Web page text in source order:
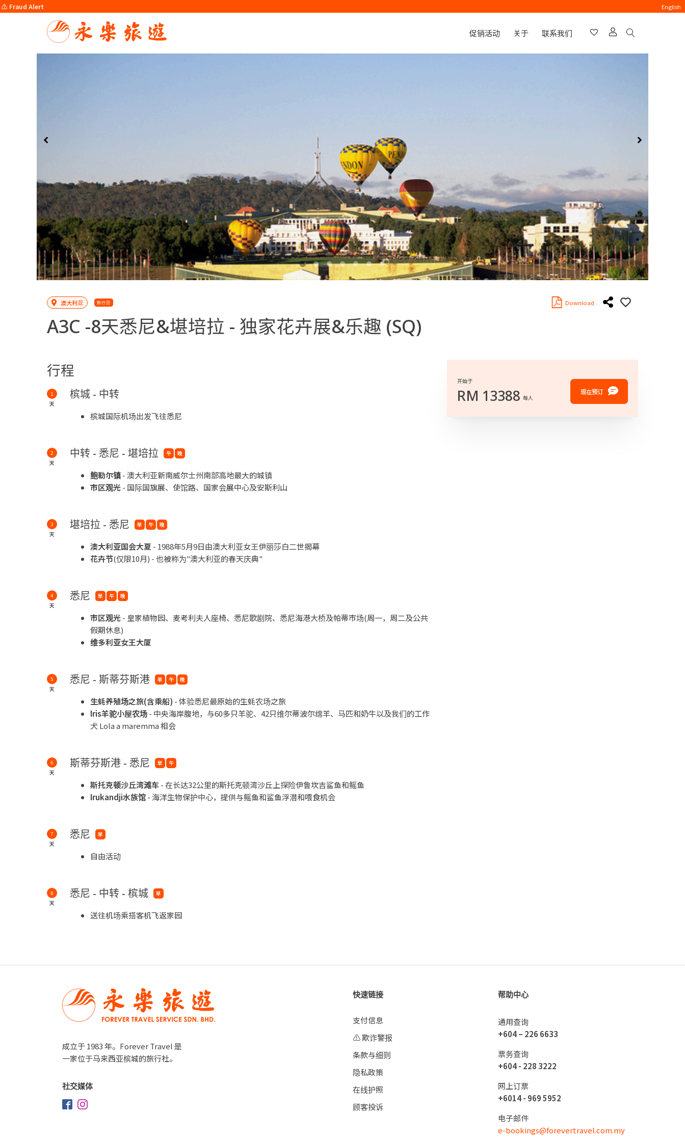
⚠️ Fraud Alert English
促销活动 关于 联系我们
澳大利亚 旅行团 Download
A3C -8天悉尼&堪培拉 - 独家花卉展&乐趣 (SQ)
行程
1
天
槟城 - 中转
槟城国际机场出发飞往悉尼
2
天
中转 - 悉尼 - 堪培拉 午 晚
鲍勒尔镇- 澳大利亚新南威尔士州南部高地最大的城镇
市区观光- 国际国旗展、使馆路、国家会展中心及安斯利山
3
天
堪培拉 - 悉尼 早 午 晚
澳大利亚国会大夏- 1988年5月9日由澳大利亚女王伊丽莎白二世揭幕
花卉节(仅限10月) - 也被称为"澳大利亚的春天庆典"
4
天
悉尼 早 午 晚
市区观光- 皇家植物园、麦考利夫人座椅、悉尼歌剧院、悉尼海港大桥及帕蒂市场(周一，周二及公共
假期休息)
维多利亚女王大厦
5
天
悉尼 - 斯蒂芬斯港 早 午 晚
生蚝养殖场之旅(含乘船) - 体验悉尼最原始的生蚝农场之旅
Iris羊驼小屋农场- 中央海岸腹地，与60多只羊驼、42只维尔蒂波尔绵羊、马匹和奶牛以及我们的工作
犬 Lola a maremma 相会
6
天
斯蒂芬斯港 - 悉尼 早 午
斯托克顿沙丘湾滩车- 在长达32公里的斯托克顿湾沙丘上探险伊鲁坎吉鲨鱼和鳐鱼
Irukandji水族馆- 海洋生物保护中心，提供与鳐鱼和鲨鱼浮潜和喂食机会
7
天
悉尼 早
自由活动
8
天
悉尼 - 中转 - 槟城 早
送往机场乘搭客机飞返家园
开始于
RM 13388 每人
现在预订
成立于 1983 年。Forever Travel 是
一家位于马来西亚槟城的旅行社。
社交媒体
快速链接
支付信息
⚠️ 欺诈警报
条款与细则
隐私政策
在线护照
顾客投诉
帮助中心
通用查询
+604 – 226 6633
票务查询
+604 - 228 3222
网上订票
+6014 - 969 5952
电子邮件
e-bookings@forevertravel.com.my